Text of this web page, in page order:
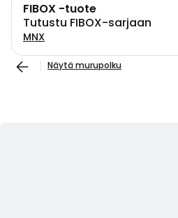
FIBOX -tuote
Tutustu FIBOX-sarjaan
MNX
Näytä murupolku